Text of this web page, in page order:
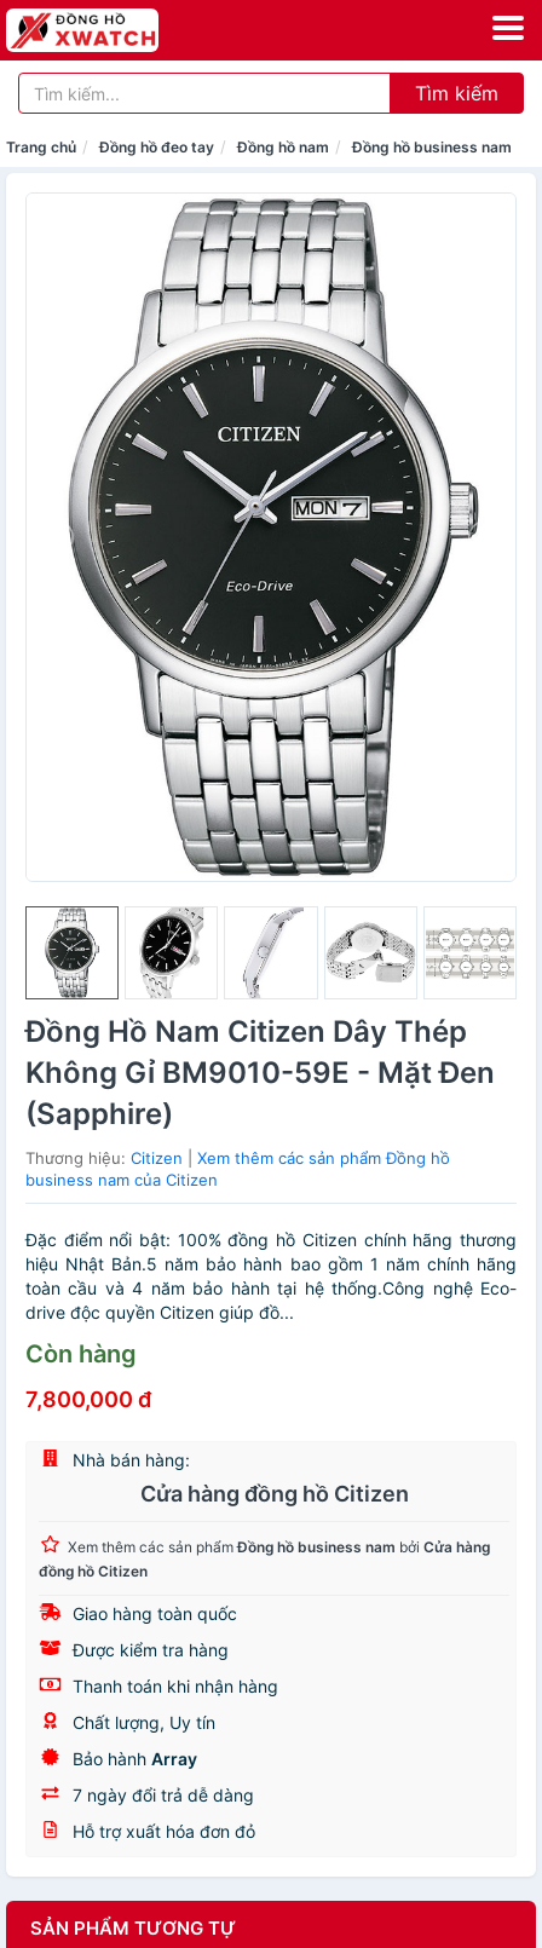
Tìm kiếm
Trang chủ Đồng hồ đeo tay Đồng hồ nam Đồng hồ business nam
Đồng Hồ Nam Citizen Dây Thép
Không Gỉ BM9010-59E - Mặt Đen
(Sapphire)
Thương hiệu: Citizen
Xem thêm các sản phẩm Đồng hồ
business nam của Citizen
Đặc điểm nổi bật: 100% đồng hồ Citizen chính hãng thương
hiệu Nhật Bản.5 năm bảo hành bao gồm 1 năm chính hãng
toàn cầu và 4 năm bảo hành tại hệ thống.Công nghệ Eco-
drive độc quyền Citizen giúp đồ...
Còn hàng
7,800,000 đ
Nhà bán hàng:
Cửa hàng đồng hồ Citizen
Xem thêm các sản phẩmĐồng hồ business nam bởi Cửa hàng
đồng hồ Citizen
Giao hàng toàn quốc
Được kiểm tra hàng
Thanh toán khi nhận hàng
Chất lượng, Uy tín
Bảo hành Array
7 ngày đổi trả dễ dàng
Hỗ trợ xuất hóa đơn đỏ
SẢN PHẨM TƯƠNG TỰ